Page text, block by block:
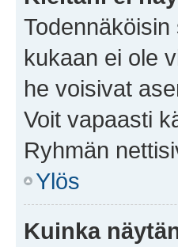
kukaan ei ole
he voisivat
Voit vapaasti
Ryhmän
Ylös
Kuinka